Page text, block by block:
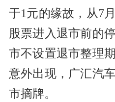
于1元的缘故，从7
股票进入退市前的
市不设置退市整理
意外出现，广汇汽
市摘牌。